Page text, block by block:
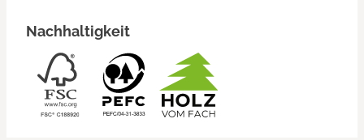
Nachhaltigkeit